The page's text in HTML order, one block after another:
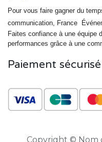
Pour vous faire gagner du
communication, France
Faites confiance à une équipe
performances grâce à une
Paiement sécurisé
Copyright © Nom